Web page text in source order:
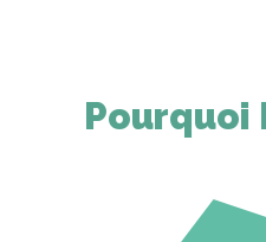
Pourquoi